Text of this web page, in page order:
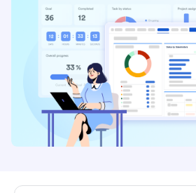
什麼是 Jira？
Jira 專案類型說明
如何在 Jira 中建立專案